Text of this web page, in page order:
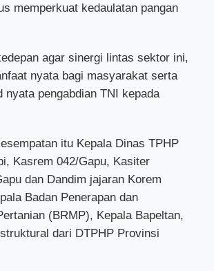
memperkuat kedaulatan pangan
agar sinergi lintas sektor ini,
nyata bagi masyarakat serta
nyata pengabdian TNI kepada
itu Kepala Dinas TPHP
Kasrem 042/Gapu, Kasiter
dan Dandim jajaran Korem
Badan Penerapan dan
(BRMP), Kepala Bapeltan,
dari DTPHP Provinsi